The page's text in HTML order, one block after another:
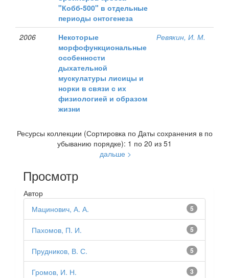
"Кобб-500" в отдельные
периоды онтогенеза
2006
Некоторые
морфофункциональные
особенности
дыхательной
мускулатуры лисицы и
норки в связи с их
физиологией и образом
жизни
Ревякин, И. М.
Ресурсы коллекции (Сортировка по Даты сохранения в по
убыванию порядке): 1 по 20 из 51
дальше >
Просмотр
Автор
5
Мацинович, А. А.
5
Пахомов, П. И.
5
Прудников, В. С.
3
Громов, И. Н.